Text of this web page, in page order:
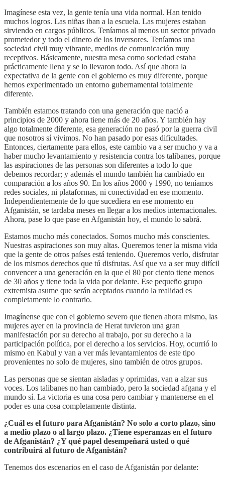
Imagínese esta vez, la gente tenía una vida normal. Han tenido
muchos logros. Las niñas iban a la escuela. Las mujeres estaban
sirviendo en cargos públicos. Teníamos al menos un sector privado
prometedor y todo el dinero de los inversores. Teníamos una
sociedad civil muy vibrante, medios de comunicación muy
receptivos. Básicamente, nuestra mesa como sociedad estaba
prácticamente llena y se lo llevaron todo. Así que ahora la
expectativa de la gente con el gobierno es muy diferente, porque
hemos experimentado un entorno gubernamental totalmente
diferente.
También estamos tratando con una generación que nació a
principios de 2000 y ahora tiene más de 20 años. Y también hay
algo totalmente diferente, esa generación no pasó por la guerra civil
que nosotros sí vivimos. No han pasado por esas dificultades.
Entonces, ciertamente para ellos, este cambio va a ser mucho y va a
haber mucho levantamiento y resistencia contra los talibanes, porque
las aspiraciones de las personas son diferentes a todo lo que
debemos recordar; y además el mundo también ha cambiado en
comparación a los años 90. En los años 2000 y 1990, no teníamos
redes sociales, ni plataformas, ni conectividad en ese momento.
Independientemente de lo que sucediera en ese momento en
Afganistán, se tardaba meses en llegar a los medios internacionales.
Ahora, pase lo que pase en Afganistán hoy, el mundo lo sabrá.
Estamos mucho más conectados. Somos mucho más conscientes.
Nuestras aspiraciones son muy altas. Queremos tener la misma vida
que la gente de otros países está teniendo. Queremos verlo, disfrutar
de los mismos derechos que tú disfrutas. Así que va a ser muy difícil
convencer a una generación en la que el 80 por ciento tiene menos
de 30 años y tiene toda la vida por delante. Ese pequeño grupo
extremista asume que serán aceptados cuando la realidad es
completamente lo contrario.
Imagínense que con el gobierno severo que tienen ahora mismo, las
mujeres ayer en la provincia de Herat tuvieron una gran
manifestación por su derecho al trabajo, por su derecho a la
participación política, por el derecho a los servicios. Hoy, ocurrió lo
mismo en Kabul y van a ver más levantamientos de este tipo
provenientes no solo de mujeres, sino también de otros grupos.
Las personas que se sientan aisladas y oprimidas, van a alzar sus
voces. Los talibanes no han cambiado, pero la sociedad afgana y el
mundo sí. La victoria es una cosa pero cambiar y mantenerse en el
poder es una cosa completamente distinta.
¿Cuál es el futuro para Afganistán? No solo a corto plazo, sino
a medio plazo o al largo plazo. ¿Tiene esperanzas en el futuro
de Afganistán? ¿Y qué papel desempeñará usted o qué
contribuirá al futuro de Afganistán?
Tenemos dos escenarios en el caso de Afganistán por delante: